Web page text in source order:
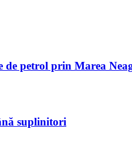
de petrol prin Marea
suplinitori